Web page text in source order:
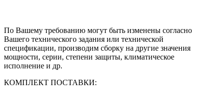
По Вашему требованию могут быть изменены согласно
Вашего технического задания или технической
спецификации, производим сборку на другие значения
мощности, серии, степени защиты, климатическое
исполнение и др.
КОМПЛЕКТ ПОСТАВКИ: